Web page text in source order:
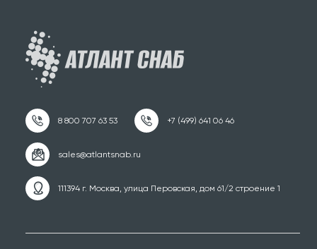
111394 г. Москва, улица Перовская, дом 61/2 строение 1